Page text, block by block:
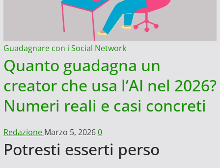
Guadagnare con i Social Network
Quanto guadagna un
creator che usa l’AI nel 2026?
Numeri reali e casi concreti
Redazione Marzo 5, 20260
Potresti esserti perso